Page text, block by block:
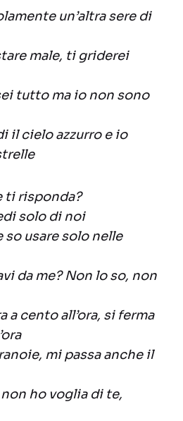
un’altra sere di
male, ti griderei
tutto ma io non sono
il cielo azzurro e io
ti risponda?
solo di noi
so usare solo nelle
da me? Non lo so, non
a cento all’ora, si ferma
mi passa anche il
ho voglia di te,